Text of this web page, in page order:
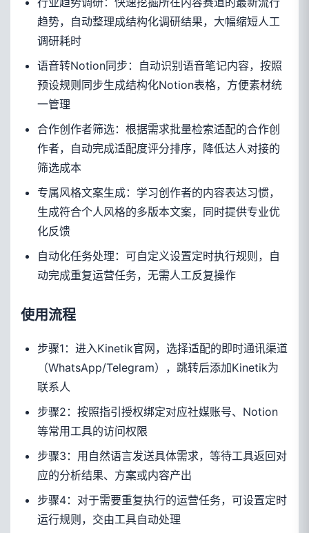
趋势，自动整理成结构化调研结果，大幅缩短人工
调研耗时
语音转Notion同步：自动识别语音笔记内容，按照
预设规则同步生成结构化Notion表格，方便素材统
一管理
合作创作者筛选：根据需求批量检索适配的合作创
作者，自动完成适配度评分排序，降低达人对接的
筛选成本
专属风格文案生成：学习创作者的内容表达习惯，
生成符合个人风格的多版本文案，同时提供专业优
化反馈
自动化任务处理：可自定义设置定时执行规则，自
动完成重复运营任务，无需人工反复操作
使用流程
步骤1：进入Kinetik官网，选择适配的即时通讯渠道
（WhatsApp/Telegram），跳转后添加Kinetik为
联系人
步骤2：按照指引授权绑定对应社媒账号、Notion
等常用工具的访问权限
步骤3：用自然语言发送具体需求，等待工具返回对
应的分析结果、方案或内容产出
步骤4：对于需要重复执行的运营任务，可设置定时
运行规则，交由工具自动处理